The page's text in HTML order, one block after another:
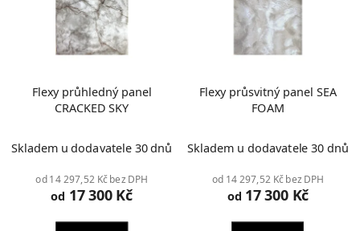
Flexy průhledný panel
CRACKED SKY
Skladem u dodavatele 30 dnů
od 14 297,52 Kč bez DPH
od 17 300 Kč
Flexy průsvitný panel SEA
FOAM
Skladem u dodavatele 30 dnů
od 14 297,52 Kč bez DPH
od 17 300 Kč